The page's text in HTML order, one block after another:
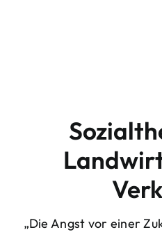
„Die Angst vor einer